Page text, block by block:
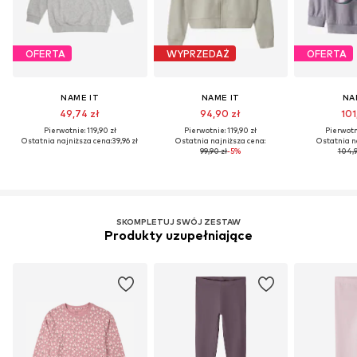
OFERTA
NAME IT
49,74 zł
Pierwotnie: 119,90 zł
Ostatnia najniższa cena:39,96 zł
WYPRZEDAŻ
NAME IT
94,90 zł
Pierwotnie: 119,90 zł
Ostatnia najniższa cena:
99,90 zł-5%
OFERTA
Ostatnia
SKOMPLETUJ SWÓJ ZESTAW
Produkty uzupełniające